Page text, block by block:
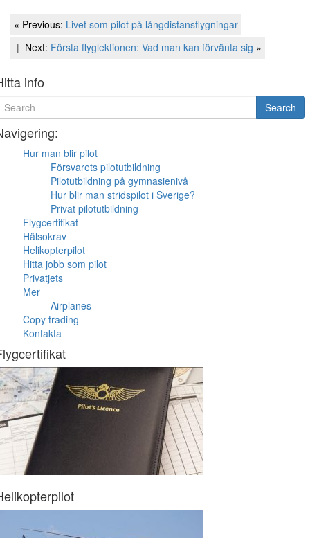
Inläggsnavigering
Previous
« Previous: Livet som pilot på långdistansflygningar
Next
Next: Första flyglektionen: Vad man kan förvänta sig »
info
Search
Hur man blir pilot
Försvarets pilotutbildning
Pilotutbildning på gymnasienivå
Hur blir man stridspilot i Sverige?
Privat pilotutbildning
Flygcertifikat
Hälsokrav
Helikopterpilot
Hitta jobb som pilot
Privatjets
Mer
Airplanes
Copy trading
Kontakta